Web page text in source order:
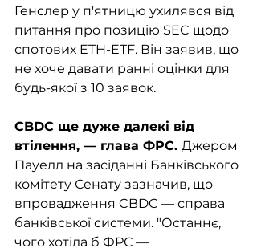
Генслер у п'ятницю ухилявся від
питання про позицію SEC щодо
спотових ETH-ETF. Він заявив, що
не хоче давати ранні оцінки для
будь-якої з 10 заявок.
CBDC ще дуже далекі від
втілення, — глава ФРС. Джером
Пауелл на засіданні Банківського
комітету Сенату зазначив, що
впровадження CBDC — справа
банківської системи. "Останнє,
чого хотіла б ФРС —